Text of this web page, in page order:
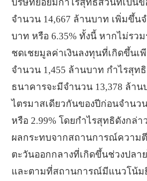
จำนวน 14,667 ล้านบาท เพิ่มขึ้น
บาท หรือ 6.35% ทั้งนี้ หากไม่รว
ชดเชยมูลค่าเงินลงทุนที่เกิดขึ้นเพี
จำนวน 1,455 ล้านบาท กำไรสุท
ธนาคารจะมีจำนวน 13,378 ล้าน
ไตรมาสเดียวกันของปีก่อนจำนว
หรือ 2.99% โดยกำไรสุทธิดังกล่า
ผลกระทบจากสถานการณ์ความตึ
ตะวันออกกลางที่เกิดขึ้นช่วงปลา
และตามที่สถานการณ์มีแนวโน้ม